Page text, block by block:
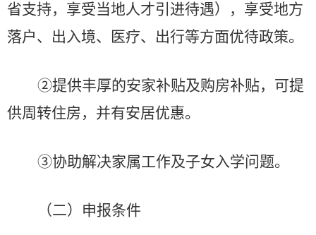
省支持，享受当地人才引进待遇），享受地方
落户、出入境、医疗、出行等方面优待政策。
②提供丰厚的安家补贴及购房补贴， 可提
供周转住房，并有安居优惠。
③协助解决家属工作及子女入学问题。
（二）申报条件